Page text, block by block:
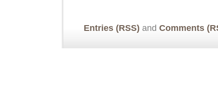
Entries (RSS) and Comments